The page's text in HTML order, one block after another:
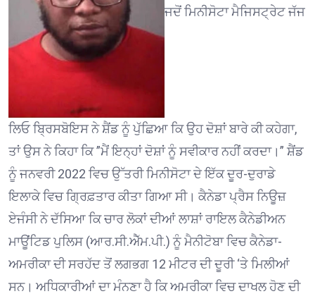
ਜਦੋਂ ਮਿਨੀਸੋਟਾ ਮੈਜਿਸਟ੍ਰੇਟ ਜੱਜ
ਲਿਓ ਬ੍ਰਿਸਬੋਇਸ ਨੇ ਸ਼ੈਂਡ ਨੂੰ ਪੁੱਛਿਆ ਕਿ ਉਹ ਦੋਸ਼ਾਂ ਬਾਰੇ ਕੀ ਕਹੇਗਾ,
ਤਾਂ ਉਸ ਨੇ ਕਿਹਾ ਕਿ ”ਮੈਂ ਇਨ੍ਹਾਂ ਦੋਸ਼ਾਂ ਨੂੰ ਸਵੀਕਾਰ ਨਹੀਂ ਕਰਦਾ।” ਸ਼ੈਂਡ
ਨੂੰ ਜਨਵਰੀ 2022 ਵਿਚ ਉੱਤਰੀ ਮਿਨੀਸੋਟਾ ਦੇ ਇੱਕ ਦੂਰ-ਦੁਰਾਡੇ
ਇਲਾਕੇ ਵਿਚ ਗ੍ਰਿਫ਼ਤਾਰ ਕੀਤਾ ਗਿਆ ਸੀ। ਕੈਨੇਡਾ ਪ੍ਰੈਸ ਨਿਊਜ਼
ਏਜੰਸੀ ਨੇ ਦੱਸਿਆ ਕਿ ਚਾਰ ਲੋਕਾਂ ਦੀਆਂ ਲਾਸ਼ਾਂ ਰਾਇਲ ਕੈਨੇਡੀਅਨ
ਮਾਊਂਟਿਡ ਪੁਲਿਸ (ਆਰ.ਸੀ.ਐੱਮ.ਪੀ.) ਨੂੰ ਮੈਨੀਟੋਬਾ ਵਿਚ ਕੈਨੇਡਾ-
ਅਮਰੀਕਾ ਦੀ ਸਰਹੱਦ ਤੋਂ ਲਗਭਗ 12 ਮੀਟਰ ਦੀ ਦੂਰੀ ‘ਤੇ ਮਿਲੀਆਂ
ਸਨ। ਅਧਿਕਾਰੀਆਂ ਦਾ ਮੰਨਣਾ ਹੈ ਕਿ ਅਮਰੀਕਾ ਵਿਚ ਦਾਖਲ ਹੋਣ ਦੀ